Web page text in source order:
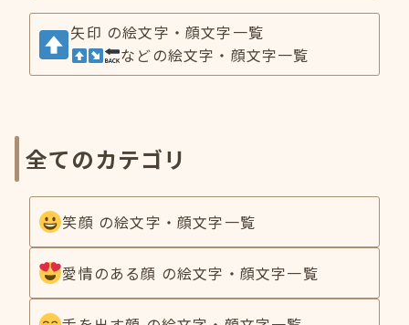
矢印 の絵文字・顔文字一覧
などの絵文字・顔文字一覧
全てのカテゴリ
笑顔 の絵文字・顔文字一覧
愛情のある顔 の絵文字・顔文字一覧